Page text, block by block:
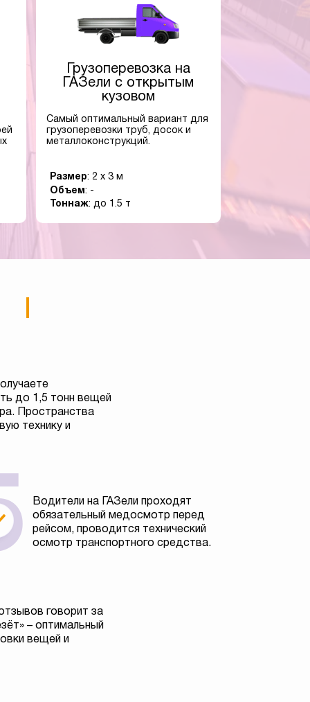
Грузоперевозка на
ГАЗели с открытым
кузовом
Самый оптимальный вариант для
грузоперевозки труб, досок и
металлоконструкций.
Размер: 2 x 3 м
Объем: -
Тоннаж: до 1.5 т
до 1,5 тонн вещей
Пространства
технику и
Водители на ГАЗели проходят
обязательный медосмотр перед
рейсом, проводится технический
осмотр транспортного средства.
говорит за
– оптимальный
вещей и